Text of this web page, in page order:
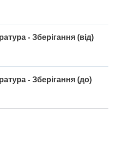
- Зберігання (від)
- Зберігання (до)